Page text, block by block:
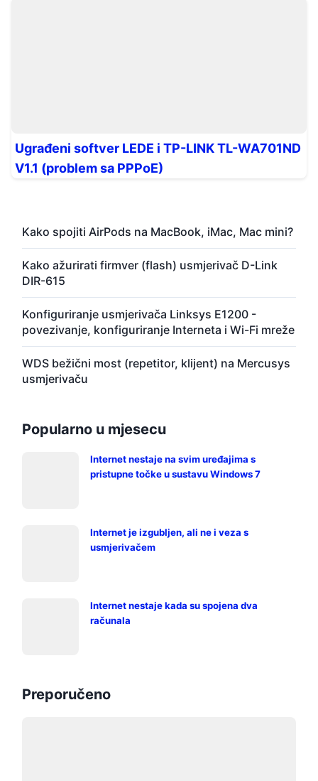
Ugrađeni softver LEDE i TP-LINK TL-WA701ND
V1.1 (problem sa PPPoE)
Kako spojiti AirPods na MacBook, iMac, Mac mini?
Kako ažurirati firmver (flash) usmjerivač D-Link
DIR-615
Konfiguriranje usmjerivača Linksys E1200 -
povezivanje, konfiguriranje Interneta i Wi-Fi mreže
WDS bežični most (repetitor, klijent) na Mercusys
usmjerivaču
Popularno u mjesecu
Internet nestaje na svim uređajima s
pristupne točke u sustavu Windows 7
Internet je izgubljen, ali ne i veza s
usmjerivačem
Internet nestaje kada su spojena dva
računala
Preporučeno